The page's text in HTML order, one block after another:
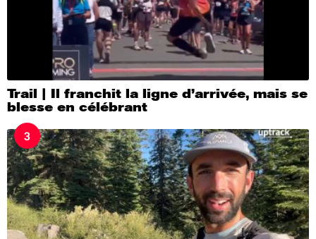
Trail | Il franchit la ligne d’arrivée, mais se
blesse en célébrant
3